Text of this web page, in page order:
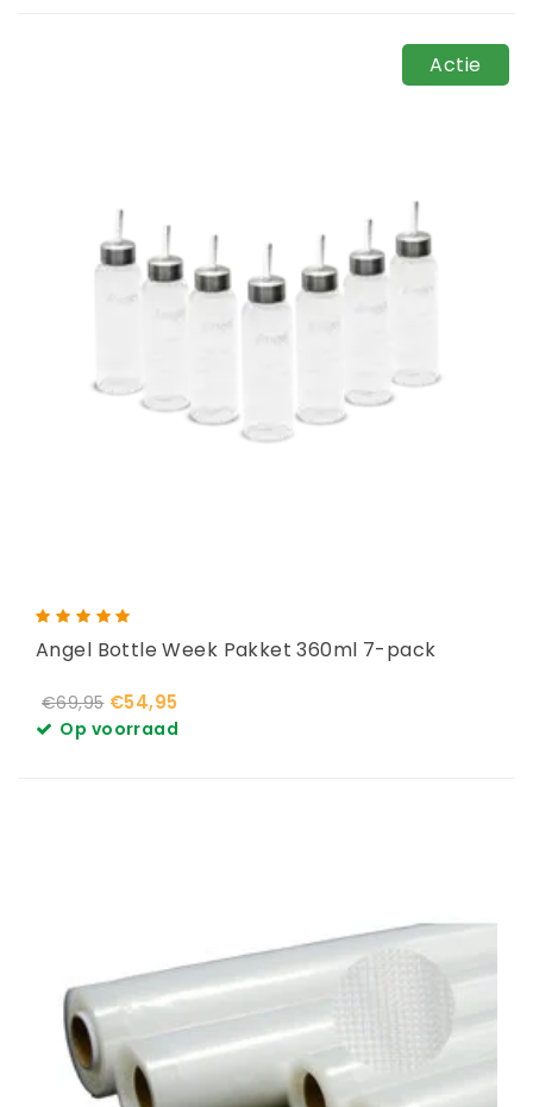
Actie
Angel Bottle Week Pakket 360ml 7-pack
€69,95 €54,95
Op voorraad